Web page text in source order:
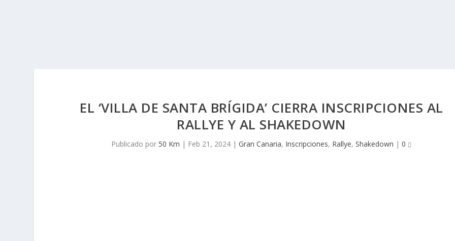
EL ‘VILLA DE SANTA BRÍGIDA’ CIERRA INSCRIPCIONES AL
RALLYE Y AL SHAKEDOWN
Publicado por 50 Km | Feb 21, 2024 |Gran Canaria, Inscripciones, Rallye,Shakedown |0